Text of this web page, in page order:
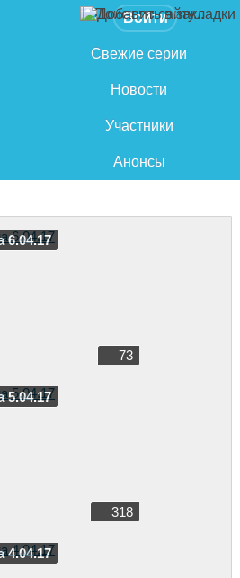
Войти
Свежие серии
Новости
Участники
Анонсы
6.04.17
73
5.04.17
318
4.04.17